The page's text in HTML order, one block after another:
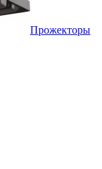
Прожекторы